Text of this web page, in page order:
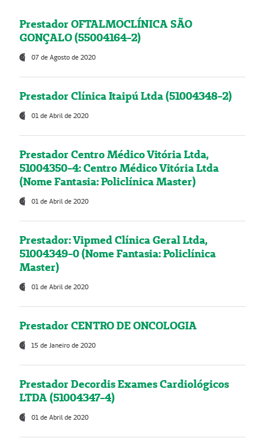
Prestador OFTALMOCLÍNICA SÃO
GONÇALO (55004164-2)
07 de Agosto de 2020
Prestador Clínica Itaipú Ltda (51004348-2)
01 de Abril de 2020
Prestador Centro Médico Vitória Ltda,
51004350-4: Centro Médico Vitória Ltda
(Nome Fantasia: Policlínica Master)
01 de Abril de 2020
Prestador: Vipmed Clínica Geral Ltda,
51004349-0 (Nome Fantasia: Policlínica
Master)
01 de Abril de 2020
Prestador CENTRO DE ONCOLOGIA
15 de Janeiro de 2020
Prestador Decordis Exames Cardiológicos
LTDA (51004347-4)
01 de Abril de 2020